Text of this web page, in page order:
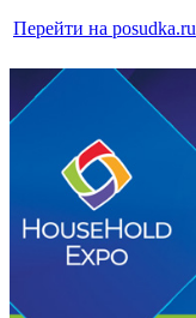
Перейти на posudka.ru